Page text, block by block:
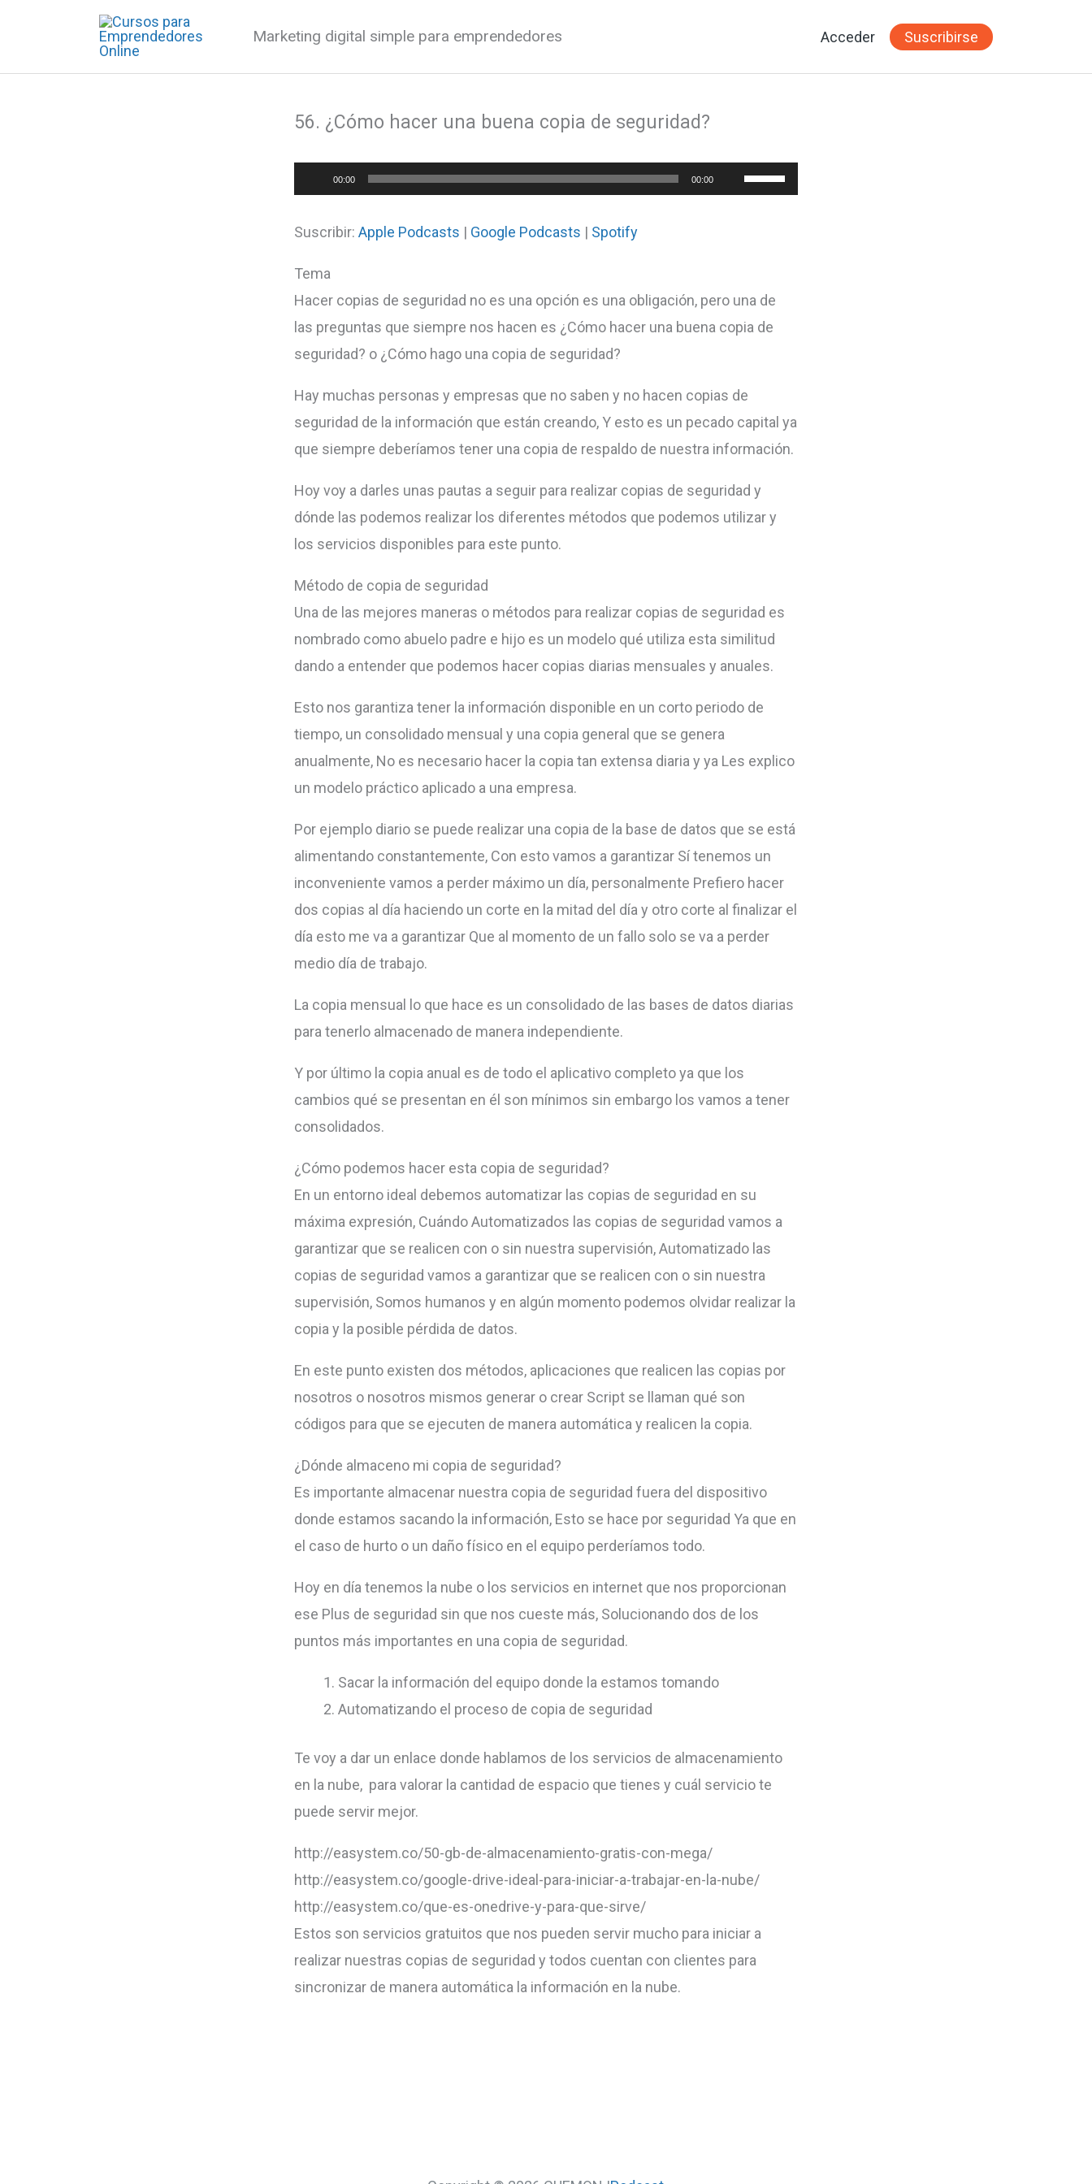
Marketing digital simple para emprendedores Acceder Suscribirse
56. ¿Cómo hacer una buena copia de seguridad?
Reproductor
audio
00:00 00:00
Utiliza
arriba/abajo
para
o
disminuir
el
Suscribir:Apple Podcasts | Google Podcasts | Spotify
Tema
Hacer copias de seguridad no es una opción es una obligación, pero una de
las preguntas que siempre nos hacen es ¿Cómo hacer una buena copia de
seguridad? o ¿Cómo hago una copia de seguridad?
Hay muchas personas y empresas que no saben y no hacen copias de
seguridad de la información que están creando, Y esto es un pecado capital ya
que siempre deberíamos tener una copia de respaldo de nuestra información.
Hoy voy a darles unas pautas a seguir para realizar copias de seguridad y
dónde las podemos realizar los diferentes métodos que podemos utilizar y
los servicios disponibles para este punto.
Método de copia de seguridad
Una de las mejores maneras o métodos para realizar copias de seguridad es
nombrado como abuelo padre e hijo es un modelo qué utiliza esta similitud
dando a entender que podemos hacer copias diarias mensuales y anuales.
Esto nos garantiza tener la información disponible en un corto periodo de
tiempo, un consolidado mensual y una copia general que se genera
anualmente, No es necesario hacer la copia tan extensa diaria y ya Les explico
un modelo práctico aplicado a una empresa.
Por ejemplo diario se puede realizar una copia de la base de datos que se está
alimentando constantemente, Con esto vamos a garantizar Sí tenemos un
inconveniente vamos a perder máximo un día, personalmente Prefiero hacer
dos copias al día haciendo un corte en la mitad del día y otro corte al finalizar el
día esto me va a garantizar Que al momento de un fallo solo se va a perder
medio día de trabajo.
La copia mensual lo que hace es un consolidado de las bases de datos diarias
para tenerlo almacenado de manera independiente.
Y por último la copia anual es de todo el aplicativo completo ya que los
cambios qué se presentan en él son mínimos sin embargo los vamos a tener
consolidados.
¿Cómo podemos hacer esta copia de seguridad?
En un entorno ideal debemos automatizar las copias de seguridad en su
máxima expresión, Cuándo Automatizados las copias de seguridad vamos a
garantizar que se realicen con o sin nuestra supervisión, Automatizado las
copias de seguridad vamos a garantizar que se realicen con o sin nuestra
supervisión, Somos humanos y en algún momento podemos olvidar realizar la
copia y la posible pérdida de datos.
En este punto existen dos métodos, aplicaciones que realicen las copias por
nosotros o nosotros mismos generar o crear Script se llaman qué son
códigos para que se ejecuten de manera automática y realicen la copia.
¿Dónde almaceno mi copia de seguridad?
Es importante almacenar nuestra copia de seguridad fuera del dispositivo
donde estamos sacando la información, Esto se hace por seguridad Ya que en
el caso de hurto o un daño físico en el equipo perderíamos todo.
Hoy en día tenemos la nube o los servicios en internet que nos proporcionan
ese Plus de seguridad sin que nos cueste más, Solucionando dos de los
puntos más importantes en una copia de seguridad.
Sacar la información del equipo donde la estamos tomando
Automatizando el proceso de copia de seguridad
Te voy a dar un enlace donde hablamos de los servicios de almacenamiento
en la nube, para valorar la cantidad de espacio que tienes y cuál servicio te
puede servir mejor.
http://easystem.co/50-gb-de-almacenamiento-gratis-con-mega/
http://easystem.co/google-drive-ideal-para-iniciar-a-trabajar-en-la-nube/
http://easystem.co/que-es-onedrive-y-para-que-sirve/
Estos son servicios gratuitos que nos pueden servir mucho para iniciar a
realizar nuestras copias de seguridad y todos cuentan con clientes para
sincronizar de manera automática la información en la nube.